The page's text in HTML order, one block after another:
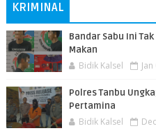
KRIMINAL
Bandar Sabu Ini
Makan
Bidik Kalsel
Polres Tanbu
Pertamina
Bidik Kalsel